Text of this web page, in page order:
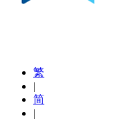
繁
|
简
|